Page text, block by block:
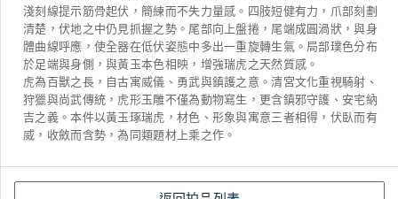
淺刻線提示筋骨起伏，簡練而不失力量感。四肢短健有力，爪部刻劃
清楚，伏地之中仍見抓握之勢。尾部向上盤捲，尾端成圓渦狀，與身
體曲線呼應，使全器在低伏姿態中多出一重旋轉生氣。局部璞色分布
於足端與身側，與黃玉本色相映，增強瑞虎之天然質感。
虎為百獸之長，自古寓威儀、勇武與鎮護之意。清宮文化重視騎射、
狩獵與尚武傳統，虎形玉雕不僅為動物寫生，更含鎮邪守護、安宅納
吉之義。本件以黃玉琢瑞虎，材色、形象與寓意三者相得，伏臥而有
威，收斂而含勢，為同類題材上乘之作。